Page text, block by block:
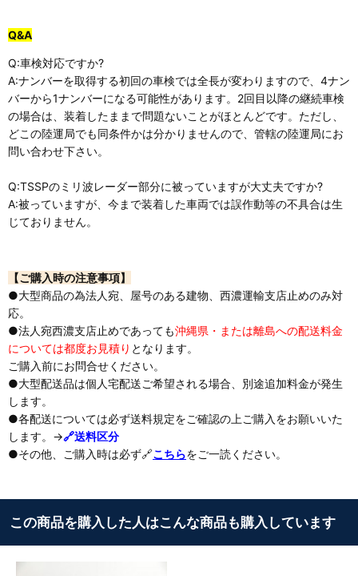
Q&A
Q:車検対応ですか?
A:ナンバーを取得する初回の車検では全長が変わりますので、4ナン
バーから1ナンバーになる可能性があります。2回目以降の継続車検
の場合は、装着したままで問題ないことがほとんどです。ただし、
どこの陸運局でも同条件かは分かりませんので、管轄の陸運局にお
問い合わせ下さい。
Q:TSSPのミリ波レーダー部分に被っていますが大丈夫ですか?
A:被っていますが、今まで装着した車両では誤作動等の不具合は生
じておりません。
【ご購入時の注意事項】
●大型商品の為法人宛、屋号のある建物、西濃運輸支店止めのみ対
応。
●法人宛西濃支店止めであっても沖縄県・または離島への配送料金
については都度お見積り となります。
ご購入前にお問合せください。
●大型配送品は個人宅配送ご希望される場合、別途追加料金が発生
します。
●各配送については必ず送料規定をご確認の上ご購入をお願いいた
します。→🔗送料区分
●その他、ご購入時は必ず🔗こちらをご一読ください。
この商品を購入した人はこんな商品も購入しています